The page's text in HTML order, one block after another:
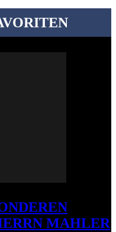
MAHLER